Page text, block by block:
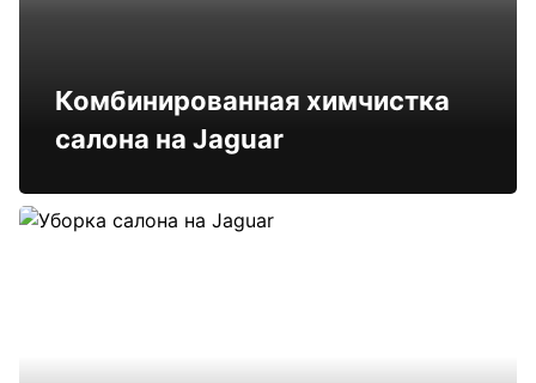
Комбинированная химчистка
салона на Jaguar